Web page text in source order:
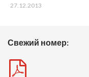
Свежий номер:
27.12.2013